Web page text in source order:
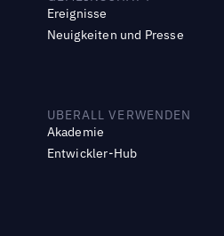
Ereignisse
Neuigkeiten und Presse
UBERALL VERWENDEN
Akademie
Entwickler-Hub